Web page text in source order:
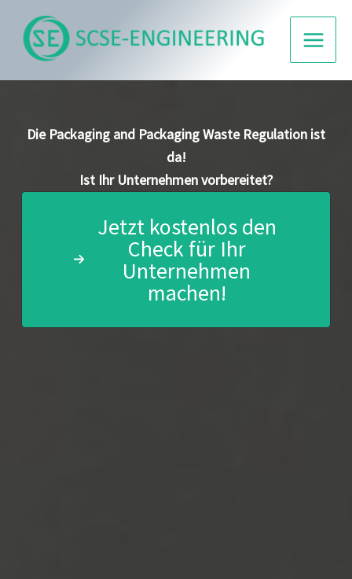
Inhalt
springen
Die Packaging and Packaging Waste Regulation ist
da!
Ist Ihr Unternehmen vorbereitet?
Jetzt kostenlos den
Check für Ihr
Unternehmen
machen!